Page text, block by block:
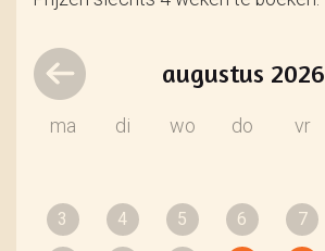
augustus 2026
ma di wo do vr
3 4 5 6 7